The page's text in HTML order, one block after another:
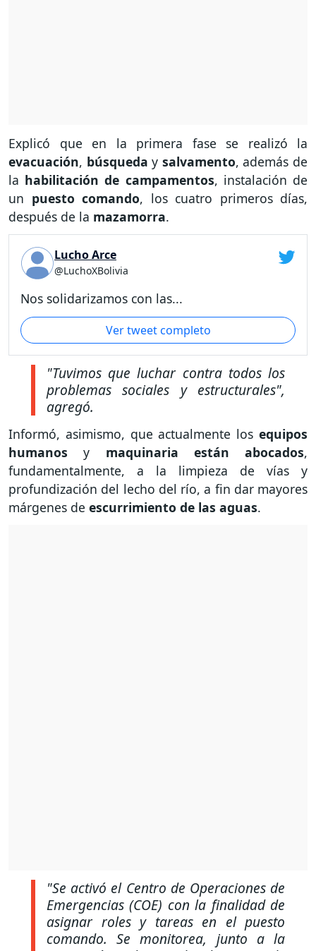
Explicó que en la primera fase se realizó la
evacuación, búsqueday salvamento, además de
la habilitación de campamentos, instalación de
un puesto comando, los cuatro primeros días,
después de la mazamorra.
Lucho Arce
@LuchoXBolivia
Nos solidarizamos con las...
Ver tweet completo
"Tuvimos que luchar contra todos los
problemas sociales y estructurales",
agregó.
Informó, asimismo, que actualmente los equipos
humanosy maquinaria están abocados,
fundamentalmente, a la limpieza de vías y
profundización del lecho del río, a fin dar mayores
márgenes de escurrimiento de las aguas.
"Se activó el Centro de Operaciones de
Emergencias (COE) con la finalidad de
asignar roles y tareas en el puesto
comando. Se monitorea, junto a la